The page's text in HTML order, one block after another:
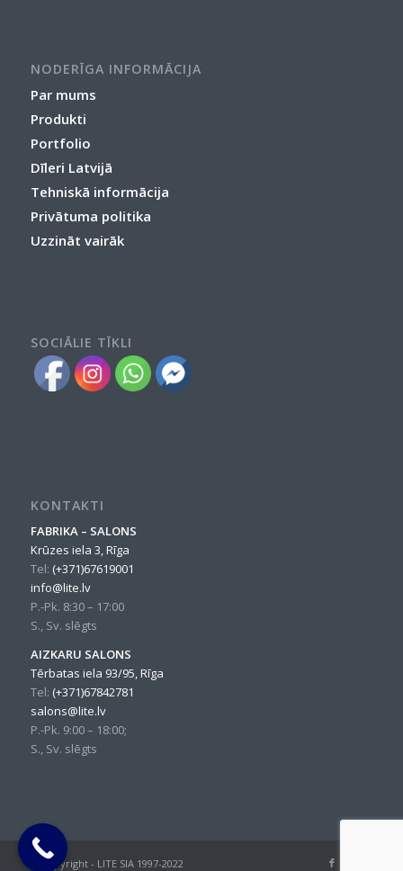
NODERĪGA INFORMĀCIJA
Par mums
Produkti
Portfolio
Dīleri Latvijā
Tehniskā informācija
Privātuma politika
Uzzināt vairāk
SOCIĀLIE TĪKLI
KONTAKTI
FABRIKA – SALONS
Krūzes iela 3, Rīga
Tel: (+371)67619001
info@lite.lv
P.-Pk. 8:30 – 17:00
S., Sv. slēgts
AIZKARU SALONS
Tērbatas iela 93/95, Rīga
Tel: (+371)67842781
salons@lite.lv
P.-Pk. 9:00 – 18:00;
S., Sv. slēgts
© Copyright - LITE SIA 1997-2022